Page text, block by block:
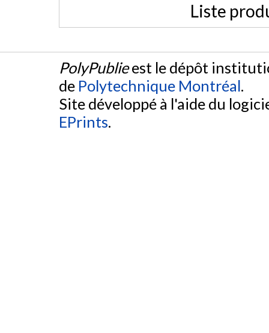
Liste
PolyPublieest le dépôt
de Polytechnique Montréal.
Site développé à l'aide du
EPrints.